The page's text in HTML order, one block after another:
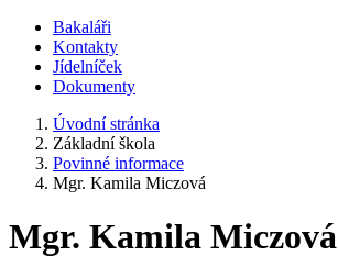
Bakaláři
Kontakty
Jídelníček
Dokumenty
Úvodní stránka
Základní škola
Povinné informace
Mgr. Kamila Miczová
Mgr. Kamila Miczová